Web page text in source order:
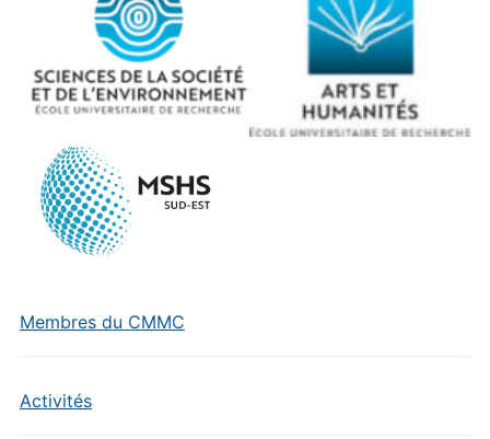
Membres du CMMC
Activités